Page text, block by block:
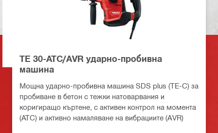
TE 30-ATC/AVR ударно-пробивна
машина
Мощна ударно-пробивна машина SDS plus (TE-C) за
пробиване в бетон с тежки натоварвания и
коригиращо къртене, с активен контрол на момента
(ATC) и активно намаляване на вибрациите (AVR)